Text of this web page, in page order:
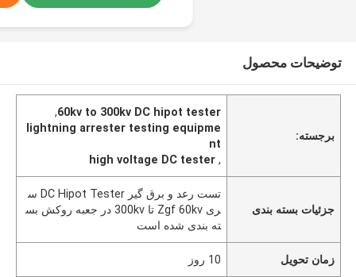
توضیحات محصول
برجسته:
60kv to 300kv DC hipot tester
,
lightning arrester testing equipme
nt
,
high voltage DC tester
جزئیات بسته بندی
تست رعد و برق گیر DC Hipot Tester س
ری Zgf 60kv تا 300kv در جعبه روکش بس
ته بندی شده است
زمان تحویل 10 روز